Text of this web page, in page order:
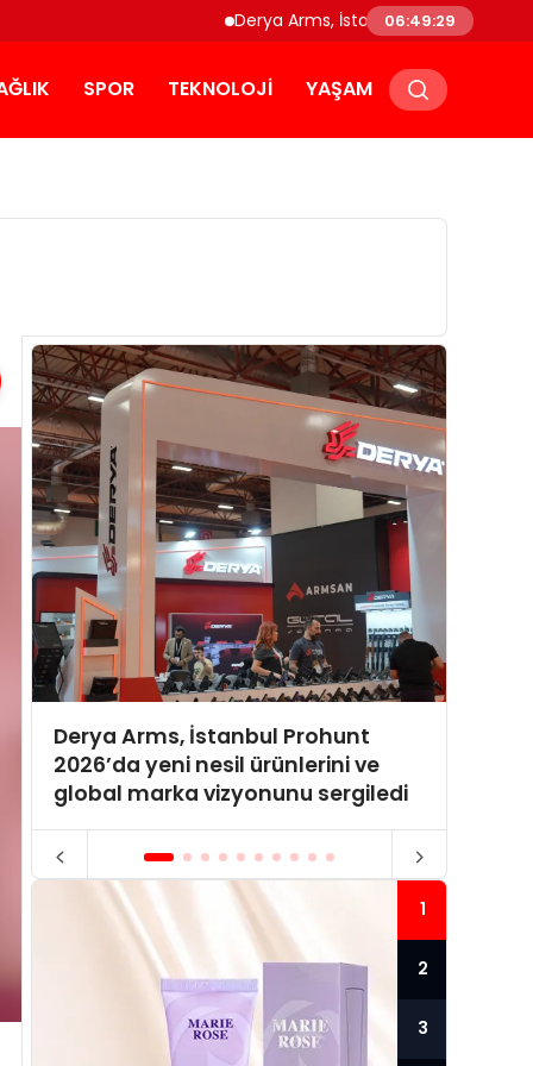
Derya Arms, İstanbul Prohunt 2026’da yeni
06:49:31
SPOR TEKNOLOJI YAŞAM
Derya Arms, İstanbul Prohunt
2026’da yeni nesil ürünlerini ve
global marka vizyonunu sergiledi
1
2
3